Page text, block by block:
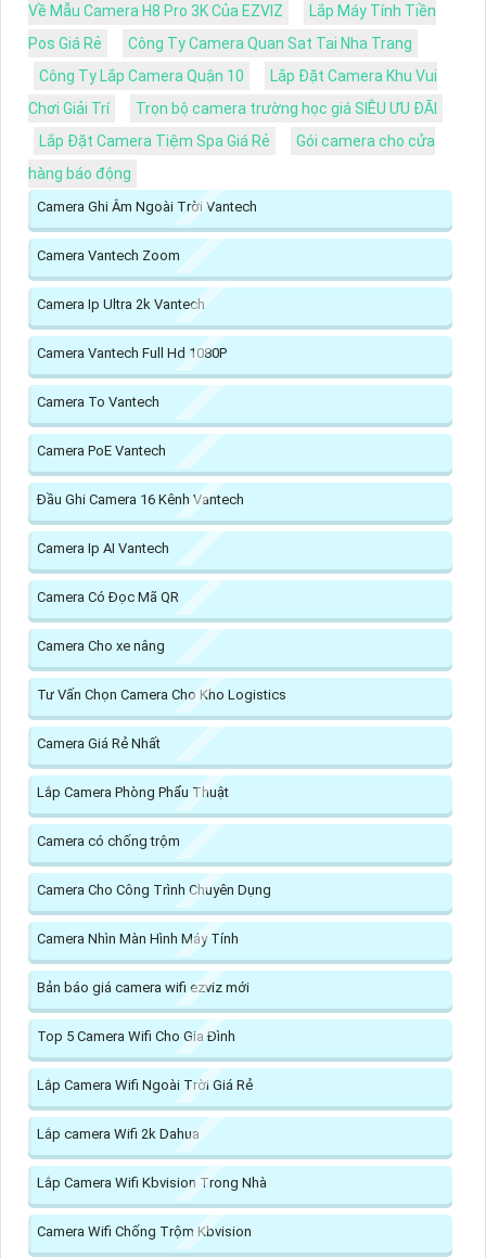
Về Mẫu Camera H8 Pro 3K Của EZVIZ
Lắp Máy Tính Tiền
Pos Giá Rẻ
Công Ty Camera Quan Sat Tai Nha Trang
Công Ty Lắp Camera Quận 10
Lắp Đặt Camera Khu Vui
Chơi Giải Trí
Trọn bộ camera trường học giá SIÊU ƯU ĐÃI
Lắp Đặt Camera Tiệm Spa Giá Rẻ
Gói camera cho cửa
hàng báo động
Camera Ghi Âm Ngoài Trời Vantech
Camera Vantech Zoom
Camera Ip Ultra 2k Vantech
Camera Vantech Full Hd 1080P
Camera To Vantech
Camera PoE Vantech
Đầu Ghi Camera 16 Kênh Vantech
Camera Ip AI Vantech
Camera Có Đọc Mã QR
Camera Cho xe nâng
Tư Vấn Chọn Camera Cho Kho Logistics
Camera Giá Rẻ Nhất
Lắp Camera Phòng Phẩu Thuật
Camera có chống trộm
Camera Cho Công Trình Chuyên Dụng
Camera Nhìn Màn Hình Máy Tính
Bản báo giá camera wifi ezviz mới
Top 5 Camera Wifi Cho Gia Đình
Lắp Camera Wifi Ngoài Trời Giá Rẻ
Lắp camera Wifi 2k Dahua
Lắp Camera Wifi Kbvision Trong Nhà
Camera Wifi Chống Trộm Kbvision